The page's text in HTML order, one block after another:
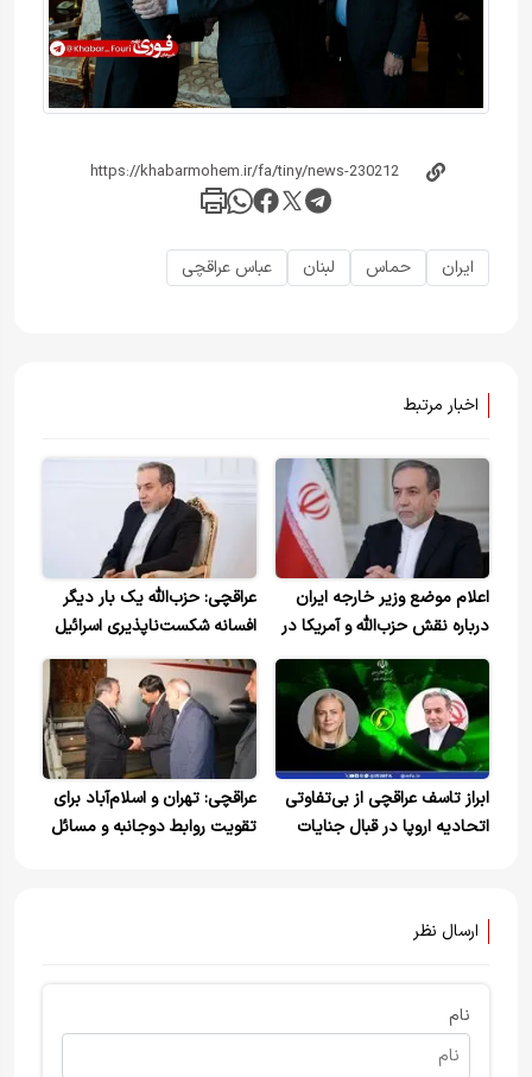
ایران حماس لبنان عباس عراقچی
اخبار مرتبط
اعلام موضع وزیر خارجه ایران
درباره نقش حزب‌الله و آمریکا در
تفاهم‌نامه و لزوم توقف اشغال
لبنان+ویدیو
عراقچی: حزب‌الله یک بار دیگر
افسانه شکست‌ناپذیری اسرائیل
را فرو ریخت
ابراز تاسف عراقچی از بی‌تفاوتی
اتحادیه اروپا در قبال جنایات
عراقچی: تهران و اسلام‌آباد برای
تقویت روابط دوجانبه و مسائل
ارسال نظر
نام